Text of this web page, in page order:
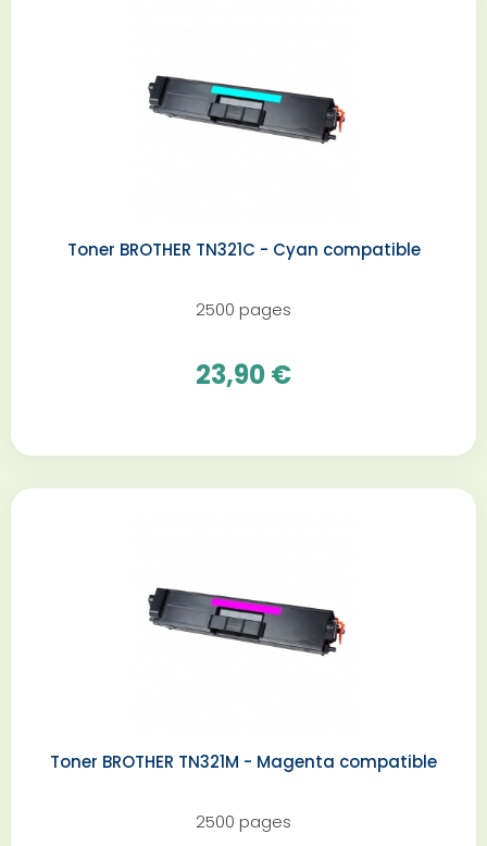
Toner BROTHER TN321C - Cyan compatible
2500 pages
23,90 €
Toner BROTHER TN321M - Magenta compatible
2500 pages